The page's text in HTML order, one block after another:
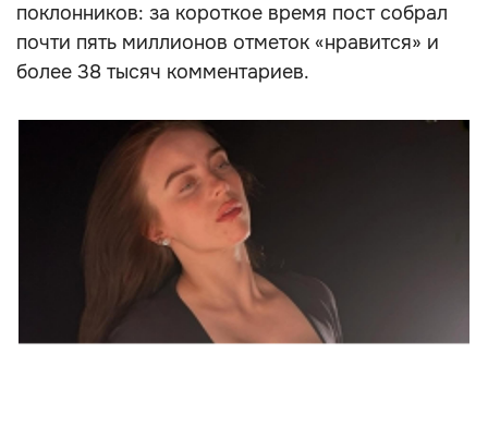
поклонников: за короткое время пост собрал
почти пять миллионов отметок «нравится» и
более 38 тысяч комментариев.